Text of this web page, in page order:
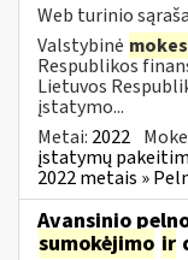
Web turinio
Valstybinė
Respublikos
Lietuvos
įstatymo...
Metai: 2022
įstatymų
2022 metais »
Avansinio
sumokėjimo ir